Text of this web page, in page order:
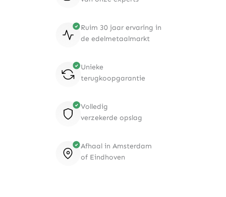
Ruim 30 jaar ervaring in
de edelmetaalmarkt
Unieke
terugkoopgarantie
Volledig
verzekerde opslag
Afhaal in Amsterdam
of Eindhoven